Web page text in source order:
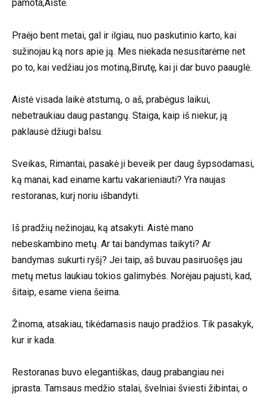
pamota,Aistė.
Praėjo bent metai, gal ir ilgiau, nuo paskutinio karto, kai
sužinojau ką nors apie ją. Mes niekada nesusitarėme net
po to, kai vedžiau jos motiną,Birutę, kai ji dar buvo paauglė.
Aistė visada laikė atstumą, o aš, prabėgus laikui,
nebetraukiau daug pastangų. Staiga, kaip iš niekur, ją
paklausė džiugi balsu.
Sveikas, Rimantai, pasakė ji beveik per daug šypsodamasi,
ką manai, kad einame kartu vakarieniauti? Yra naujas
restoranas, kurį noriu išbandyti.
Iš pradžių nežinojau, ką atsakyti. Aistė mano
nebeskambino metų. Ar tai bandymas taikyti? Ar
bandymas sukurti ryšį? Jei taip, aš buvau pasiruošęs jau
metų metus laukiau tokios galimybės. Norėjau pajusti, kad,
šitaip, esame viena šeima.
Žinoma, atsakiau, tikėdamasis naujo pradžios. Tik pasakyk,
kur ir kada.
Restoranas buvo elegantiškas, daug prabangiau nei
įprasta. Tamsaus medžio stalai, švelniai šviesti žibintai, o